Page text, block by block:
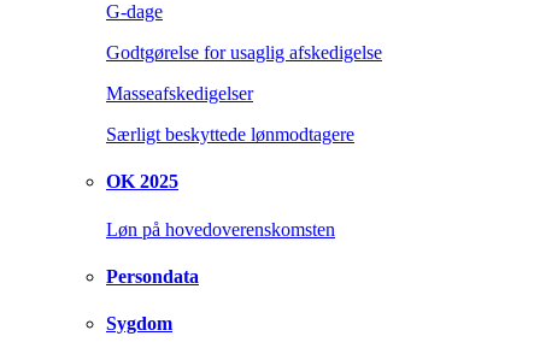
G-dage
Godtgørelse for usaglig afskedigelse
Masseafskedigelser
Særligt beskyttede lønmodtagere
OK 2025
Løn på hovedoverenskomsten
Persondata
Sygdom